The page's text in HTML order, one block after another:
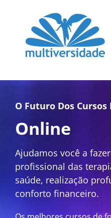
conteúdo
O Futuro Dos
Online
Ajudamos você a
profissional das
saúde, realização
conforto financeiro.